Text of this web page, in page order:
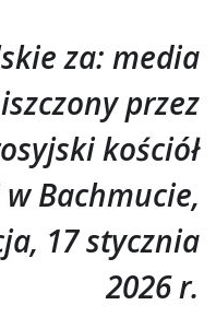
za: media
przez
kościół
Bachmucie,
17 stycznia
2026 r.